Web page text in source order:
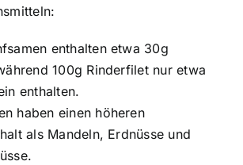
enthalten etwa 30g
100g Rinderfilet nur etwa
enthalten.
haben einen höheren
als Mandeln, Erdnüsse und